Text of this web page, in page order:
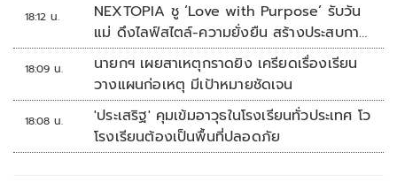
18:12 น.
NEXTOPIA ชู ‘Love with Purpose’ รับวัน
แม่ ดึงไลฟ์สไตล์-ความยั่งยืน สร้างประสบกา
รณ์ช้อปปิงมีความหมาย
18:09 น.
นายกฯ เผยสาเหตุกราดยิง เครียดเรื่องเรียน
วางแผนก่อเหตุ มีเป้าหมายชัดเจน
18:08 น.
'ประเสริฐ' คุมเข้มอาวุธในโรงเรียนทั่วประเทศ โว
โรงเรียนต้องเป็นพื้นที่ปลอดภัย